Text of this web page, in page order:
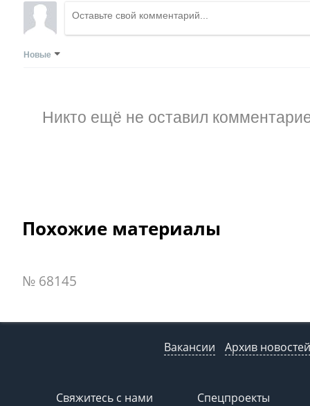
Новые
Никто ещё не оставил
Похожие материалы
№ 68145
Вакансии Архив новостей
Свяжитесь с нами Спецпроекты